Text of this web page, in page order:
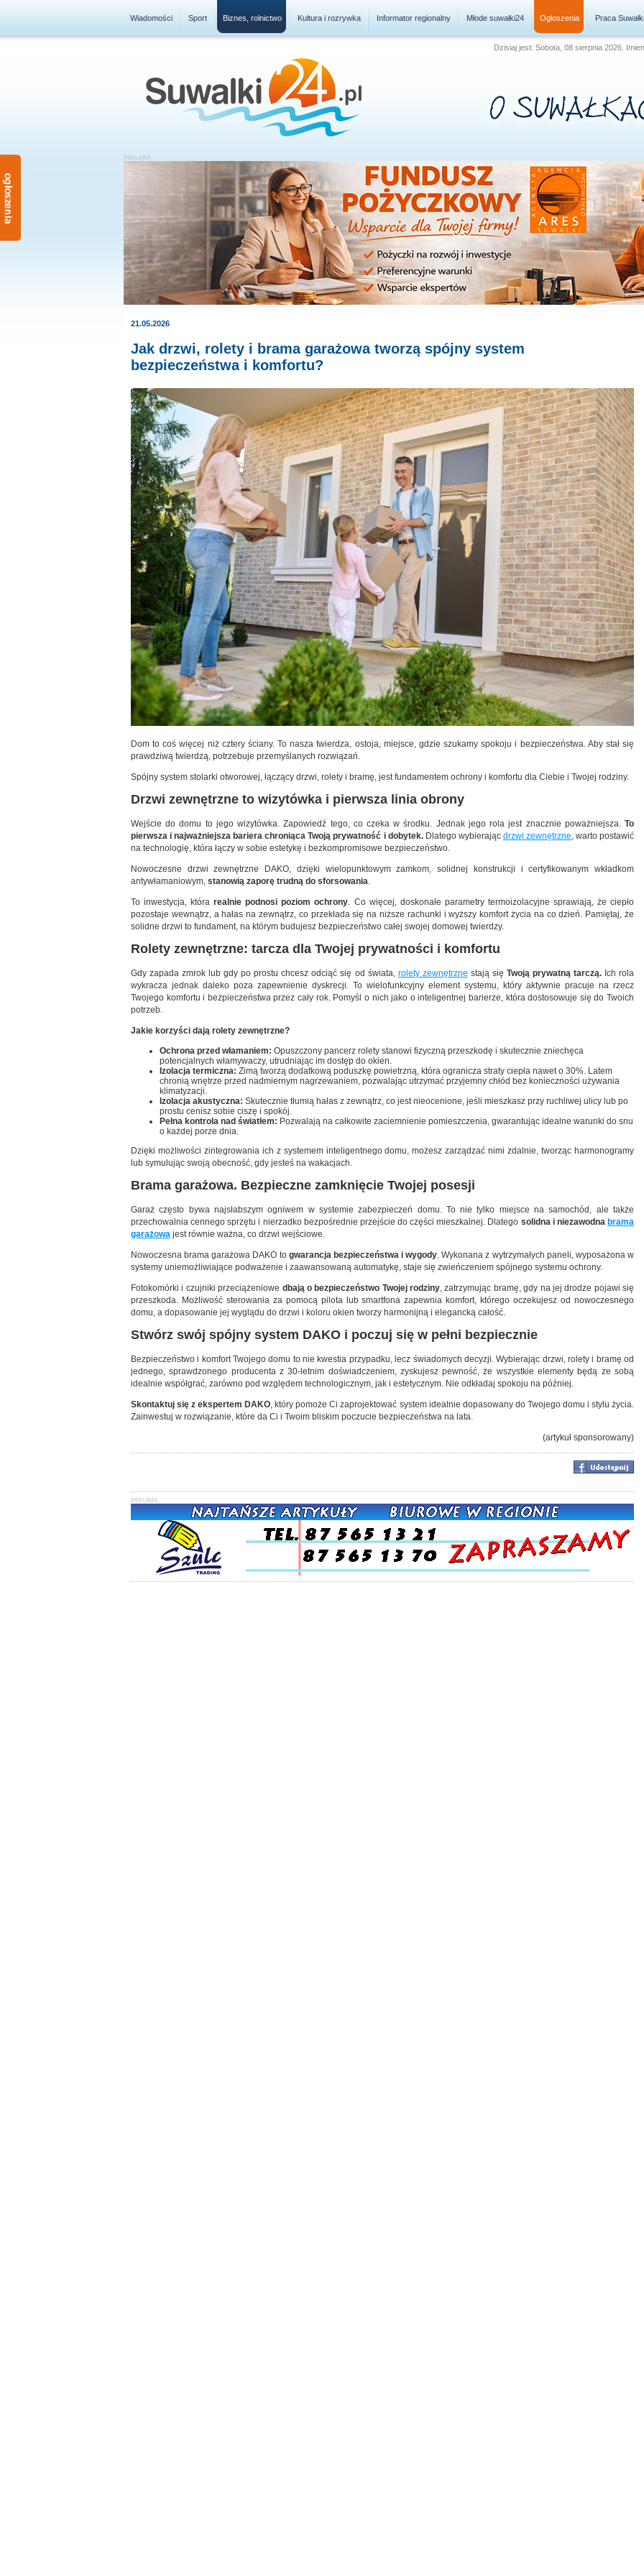
Wiadomości Sport Biznes, rolnictwo Kultura i rozrywka Informator regionalny Młode suwałki24 Ogłoszenia Praca Suwałki
Dzisiaj jest: Sobota, 08 sierpnia 2026.
21.05.2026
Jak drzwi, rolety i brama garażowa tworzą spójny system
bezpieczeństwa i komfortu?
Dom to coś więcej niż cztery ściany. To nasza twierdza, ostoja, miejsce, gdzie szukamy spokoju i bezpieczeństwa. Aby stał się
prawdziwą twierdzą, potrzebuje przemyślanych rozwiązań.
Spójny system stolarki otworowej, łączący drzwi, rolety i bramę, jest fundamentem ochrony i komfortu dla Ciebie i Twojej rodziny.
Drzwi zewnętrzne to wizytówka i pierwsza linia obrony
Wejście do domu to jego wizytówka. Zapowiedź tego, co czeka w środku. Jednak jego rola jest znacznie poważniejsza. To
pierwsza i najważniejsza bariera chroniąca Twoją prywatność i dobytek.Dlatego wybierając drzwi zewnętrzne, warto postawić
na technologię, która łączy w sobie estetykę i bezkompromisowe bezpieczeństwo.
Nowoczesne drzwi zewnętrzne DAKO, dzięki wielopunktowym zamkom, solidnej konstrukcji i certyfikowanym wkładkom
antywłamaniowym, stanowią zaporę trudną do sforsowania.
To inwestycja, którarealnie podnosi poziom ochrony. Co więcej, doskonałe parametry termoizolacyjne sprawiają, że ciepło
pozostaje wewnątrz, a hałas na zewnątrz, co przekłada się na niższe rachunki i wyższy komfort życia na co dzień. Pamiętaj, że
solidne drzwi to fundament, na którym budujesz bezpieczeństwo całej swojej domowej twierdzy.
Rolety zewnętrzne: tarcza dla Twojej prywatności i komfortu
Gdy zapada zmrok lub gdy po prostu chcesz odciąć się od świata, rolety zewnętrzne stają się Twoją prywatną tarczą.Ich rola
wykracza jednak daleko poza zapewnienie dyskrecji. To wielofunkcyjny element systemu, który aktywnie pracuje na rzecz
Twojego komfortu i bezpieczeństwa przez cały rok. Pomyśl o nich jako o inteligentnej barierze, która dostosowuje się do Twoich
potrzeb.
Jakie korzyści dają rolety zewnętrzne?
Ochrona przed włamaniem: Opuszczony pancerz rolety stanowi fizyczną przeszkodę i skutecznie zniechęca
potencjalnych włamywaczy, utrudniając im dostęp do okien.
Izolacja termiczna: Zimą tworzą dodatkową poduszkę powietrzną, która ogranicza straty ciepła nawet o 30%. Latem
chronią wnętrze przed nadmiernym nagrzewaniem, pozwalając utrzymać przyjemny chłód bez konieczności używania
klimatyzacji.
Izolacja akustyczna: Skutecznie tłumią hałas z zewnątrz, co jest nieocenione, jeśli mieszkasz przy ruchliwej ulicy lub po
prostu cenisz sobie ciszę i spokój.
Pełna kontrola nad światłem: Pozwalają na całkowite zaciemnienie pomieszczenia, gwarantując idealne warunki do snu
o każdej porze dnia.
Dzięki możliwości zintegrowania ich z systemem inteligentnego domu, możesz zarządzać nimi zdalnie, tworząc harmonogramy
lub symulując swoją obecność, gdy jesteś na wakacjach.
Brama garażowa. Bezpieczne zamknięcie Twojej posesji
Garaż często bywa najsłabszym ogniwem w systemie zabezpieczeń domu. To nie tylko miejsce na samochód, ale także
przechowalnia cennego sprzętu i nierzadko bezpośrednie przejście do części mieszkalnej. Dlatego solidna i niezawodna brama
garażowa jest równie ważna, co drzwi wejściowe.
Nowoczesna brama garażowa DAKO to gwarancja bezpieczeństwa i wygody. Wykonana z wytrzymałych paneli, wyposażona w
systemy uniemożliwiające podważenie i zaawansowaną automatykę, staje się zwieńczeniem spójnego systemu ochrony.
Fotokomórki i czujniki przeciążeniowe dbają o bezpieczeństwo Twojej rodziny, zatrzymując bramę, gdy na jej drodze pojawi się
przeszkoda. Możliwość sterowania za pomocą pilota lub smartfona zapewnia komfort, którego oczekujesz od nowoczesnego
domu, a dopasowanie jej wyglądu do drzwi i koloru okien tworzy harmonijną i elegancką całość.
Stwórz swój spójny system DAKO i poczuj się w pełni bezpiecznie
Bezpieczeństwo i komfort Twojego domu to nie kwestia przypadku, lecz świadomych decyzji. Wybierając drzwi, rolety i bramę od
jednego, sprawdzonego producenta z 30-letnim doświadczeniem, zyskujesz pewność, że wszystkie elementy będą ze sobą
idealnie współgrać, zarówno pod względem technologicznym, jak i estetycznym. Nie odkładaj spokoju na później.
Skontaktuj się z ekspertem DAKO, który pomoże Ci zaprojektować system idealnie dopasowany do Twojego domu i stylu życia.
Zainwestuj w rozwiązanie, które da Ci i Twoim bliskim poczucie bezpieczeństwa na lata.
(artykuł sponsorowany)